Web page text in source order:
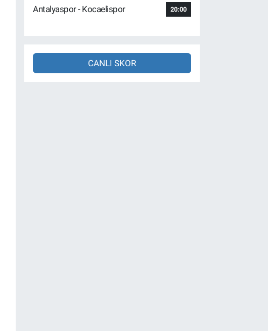
Antalyaspor - Kocaelispor 20:00
CANLI SKOR